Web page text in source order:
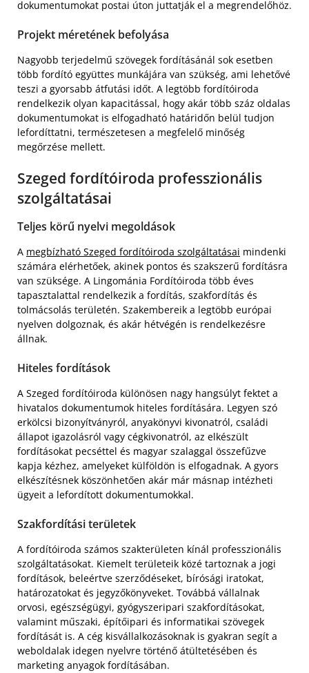
dokumentumokat postai úton juttatják el a megrendelőhöz.
Projekt méretének befolyása
Nagyobb terjedelmű szövegek fordításánál sok esetben
több fordító együttes munkájára van szükség, ami lehetővé
teszi a gyorsabb átfutási időt. A legtöbb fordítóiroda
rendelkezik olyan kapacitással, hogy akár több száz oldalas
dokumentumokat is elfogadható határidőn belül tudjon
lefordíttatni, természetesen a megfelelő minőség
megőrzése mellett.
Szeged fordítóiroda professzionális
szolgáltatásai
Teljes körű nyelvi megoldások
A megbízható Szeged fordítóiroda szolgáltatásai mindenki
számára elérhetőek, akinek pontos és szakszerű fordításra
van szüksége. A Lingománia Fordítóiroda több éves
tapasztalattal rendelkezik a fordítás, szakfordítás és
tolmácsolás területén. Szakembereik a legtöbb európai
nyelven dolgoznak, és akár hétvégén is rendelkezésre
állnak.
Hiteles fordítások
A Szeged fordítóiroda különösen nagy hangsúlyt fektet a
hivatalos dokumentumok hiteles fordítására. Legyen szó
erkölcsi bizonyítványról, anyakönyvi kivonatról, családi
állapot igazolásról vagy cégkivonatról, az elkészült
fordításokat pecséttel és magyar szalaggal összefűzve
kapja kézhez, amelyeket külföldön is elfogadnak. A gyors
elkészítésnek köszönhetően akár már másnap intézheti
ügyeit a lefordított dokumentumokkal.
Szakfordítási területek
A fordítóiroda számos szakterületen kínál professzionális
szolgáltatásokat. Kiemelt területeik közé tartoznak a jogi
fordítások, beleértve szerződéseket, bírósági iratokat,
határozatokat és jegyzőkönyveket. Továbbá vállalnak
orvosi, egészségügyi, gyógyszeripari szakfordításokat,
valamint műszaki, építőipari és informatikai szövegek
fordítását is. A cég kisvállalkozásoknak is gyakran segít a
weboldalak idegen nyelvre történő átültetésében és
marketing anyagok fordításában.